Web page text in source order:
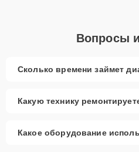
Вопросы
Сколько времени займет
Какую технику
Какое оборудование